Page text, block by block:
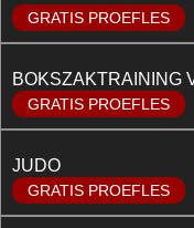
GRATIS PROEFLES
BOKSZAKTRAINING
GRATIS PROEFLES
JUDO
GRATIS PROEFLES